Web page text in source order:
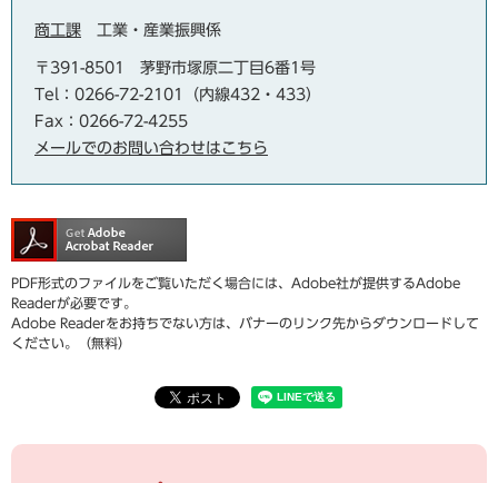
商工課 工業・産業振興係
〒391-8501
茅野市塚原二丁目6番1号
Tel：0266-72-2101（内線432・433）
Fax：0266-72-4255
メールでのお問い合わせはこちら
PDF形式のファイルをご覧いただく場合には、Adobe社が提供するAdobe
Readerが必要です。
Adobe Readerをお持ちでない方は、バナーのリンク先からダウンロードして
ください。（無料）